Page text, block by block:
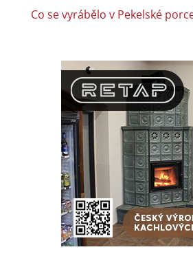
Co se vyrábělo v Pekelské